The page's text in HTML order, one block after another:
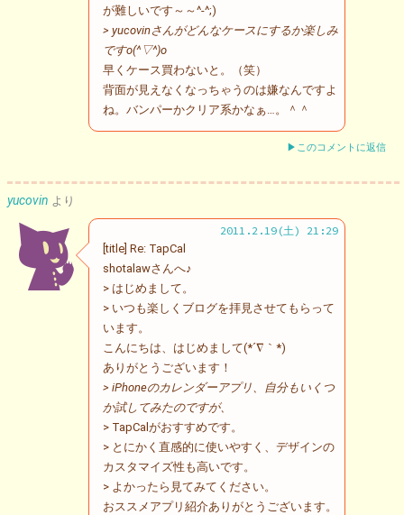
が難しいです～～^-^;)
> yucovinさんがどんなケースにするか楽しみ
ですo(^▽^)o
早くケース買わないと。（笑）
背面が見えなくなっちゃうのは嫌なんですよ
ね。バンパーかクリア系かなぁ…。＾＾
▶このコメントに返信
yucovin より
2011.2.19(土) 21:29
[title] Re: TapCal
shotalawさんへ♪
> はじめまして。
> いつも楽しくブログを拝見させてもらって
います。
こんにちは、はじめまして(*´∇｀*)
ありがとうございます！
> iPhoneのカレンダーアプリ、自分もいくつ
か試してみたのですが、
> TapCalがおすすめです。
> とにかく直感的に使いやすく、デザインの
カスタマイズ性も高いです。
> よかったら見てみてください。
おススメアプリ紹介ありがとうございます。